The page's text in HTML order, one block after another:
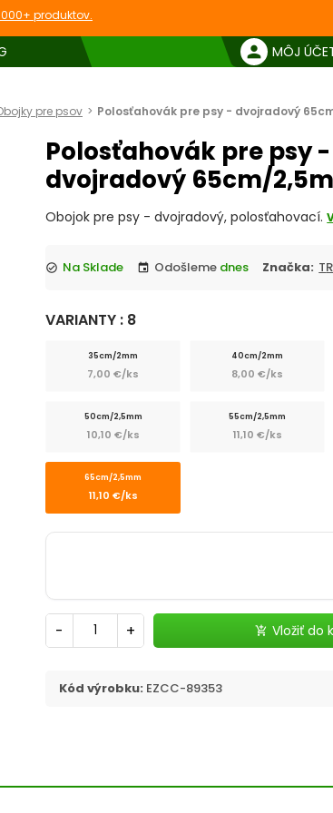
produktov.
person MÔJ
Obľúbené
Pokladňa
pre psov Polosťahovák pre psy - dvojradový
Polosťahovák pre psy -
dvojradový 65cm/
Obojok pre psy - dvojradový, polosťahovací.
check_circle Na Sklade event Odošleme dnes Značka:
VARIANTY : 8
35cm/2mm
7,00 €/ks
40cm/2mm
8,00 €/ks
50cm/2,5mm
10,10 €/ks
55cm/2,5mm
11,10 €/ks
65cm/2,5mm
11,10 €/ks
- + add_shopping_cart Vložiť do
Kód výrobku: EZCC-89353